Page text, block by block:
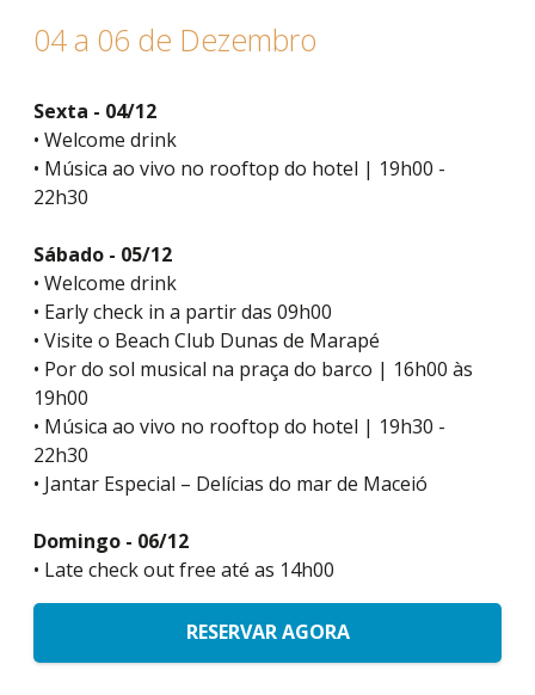
04 a 06 de Dezembro
Sexta - 04/12
• Welcome drink
• Música ao vivo no rooftop do hotel | 19h00 -
22h30
Sábado - 05/12
• Welcome drink
• Early check in a partir das 09h00
• Visite o Beach Club Dunas de Marapé
• Por do sol musical na praça do barco | 16h00 às
19h00
• Música ao vivo no rooftop do hotel | 19h30 -
22h30
• Jantar Especial – Delícias do mar de Maceió
Domingo - 06/12
• Late check out free até as 14h00
RESERVAR AGORA